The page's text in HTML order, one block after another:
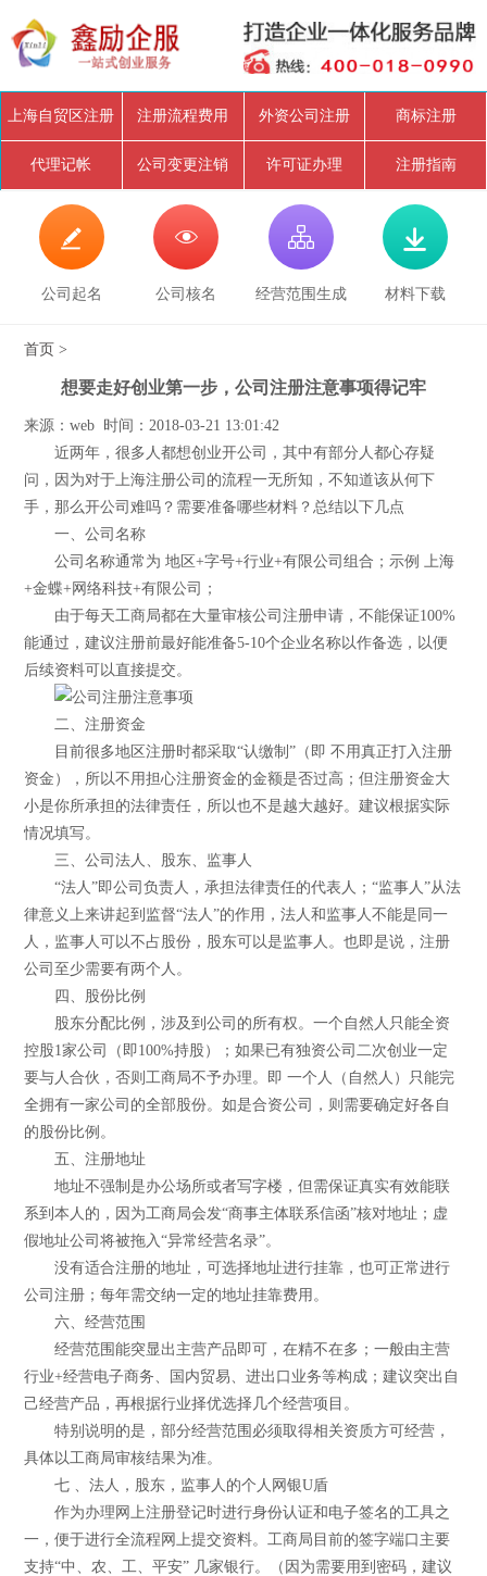
上海自贸区注册 注册流程费用 外资公司注册 商标注册
代理记帐 公司变更注销 许可证办理 注册指南

公司起名

公司核名

经营范围生成

材料下载
首页 >
想要走好创业第一步，公司注册注意事项得记牢
来源：web 时间：2018-03-21 13:01:42
近两年，很多人都想创业开公司，其中有部分人都心存疑
问，因为对于上海注册公司的流程一无所知，不知道该从何下
手，那么开公司难吗？需要准备哪些材料？总结以下几点
一、公司名称
公司名称通常为 地区+字号+行业+有限公司组合；示例 上海
+金蝶+网络科技+有限公司；
由于每天工商局都在大量审核公司注册申请，不能保证100%
能通过，建议注册前最好能准备5-10个企业名称以作备选，以便
后续资料可以直接提交。
二、注册资金
目前很多地区注册时都采取“认缴制”（即 不用真正打入注册
资金），所以不用担心注册资金的金额是否过高；但注册资金大
小是你所承担的法律责任，所以也不是越大越好。建议根据实际
情况填写。
三、公司法人、股东、监事人
“法人”即公司负责人，承担法律责任的代表人；“监事人”从法
律意义上来讲起到监督“法人”的作用，法人和监事人不能是同一
人，监事人可以不占股份，股东可以是监事人。也即是说，注册
公司至少需要有两个人。
四、股份比例
股东分配比例，涉及到公司的所有权。一个自然人只能全资
控股1家公司（即100%持股）；如果已有独资公司二次创业一定
要与人合伙，否则工商局不予办理。即 一个人（自然人）只能完
全拥有一家公司的全部股份。如是合资公司，则需要确定好各自
的股份比例。
五、注册地址
地址不强制是办公场所或者写字楼，但需保证真实有效能联
系到本人的，因为工商局会发“商事主体联系信函”核对地址；虚
假地址公司将被拖入“异常经营名录”。
没有适合注册的地址，可选择地址进行挂靠，也可正常进行
公司注册；每年需交纳一定的地址挂靠费用。
六、经营范围
经营范围能突显出主营产品即可，在精不在多；一般由主营
行业+经营电子商务、国内贸易、进出口业务等构成；建议突出自
己经营产品，再根据行业择优选择几个经营项目。
特别说明的是，部分经营范围必须取得相关资质方可经营，
具体以工商局审核结果为准。
七 、法人，股东，监事人的个人网银U盾
作为办理网上注册登记时进行身份认证和电子签名的工具之
一，便于进行全流程网上提交资料。工商局目前的签字端口主要
支持“中、农、工、平安” 几家银行。（因为需要用到密码，建议